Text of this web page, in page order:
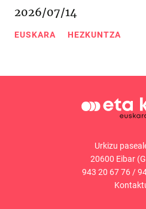
2026/07/14
EUSKARA HEZKUNTZA
Urkizu
20600 Eibar
943 20 67 76/